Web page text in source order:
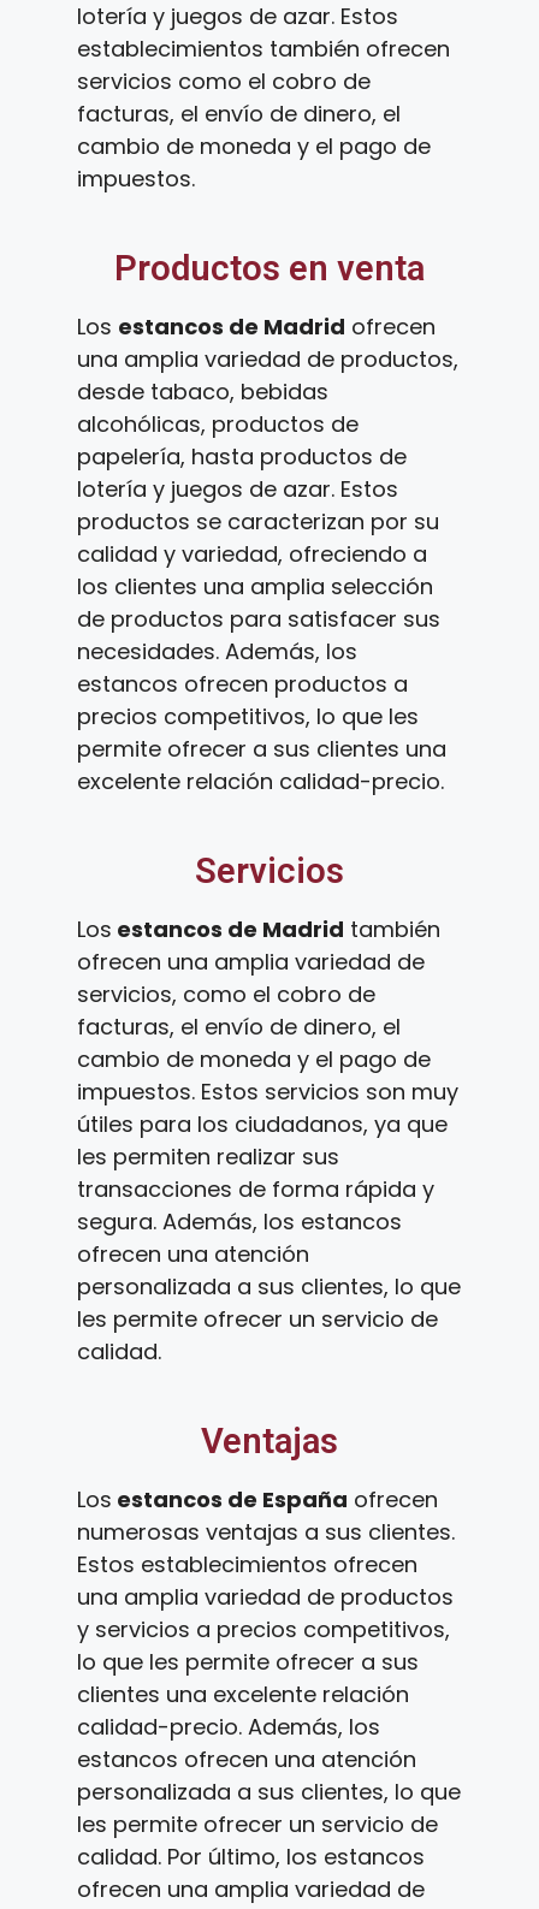
lotería y juegos de azar. Estos
establecimientos también ofrecen
servicios como el cobro de
facturas, el envío de dinero, el
cambio de moneda y el pago de
impuestos.
Productos en venta
Los estancos de Madrid ofrecen
una amplia variedad de productos,
desde tabaco, bebidas
alcohólicas, productos de
papelería, hasta productos de
lotería y juegos de azar. Estos
productos se caracterizan por su
calidad y variedad, ofreciendo a
los clientes una amplia selección
de productos para satisfacer sus
necesidades. Además, los
estancos ofrecen productos a
precios competitivos, lo que les
permite ofrecer a sus clientes una
excelente relación calidad-precio.
Servicios
Los estancos de Madrid también
ofrecen una amplia variedad de
servicios, como el cobro de
facturas, el envío de dinero, el
cambio de moneda y el pago de
impuestos. Estos servicios son muy
útiles para los ciudadanos, ya que
les permiten realizar sus
transacciones de forma rápida y
segura. Además, los estancos
ofrecen una atención
personalizada a sus clientes, lo que
les permite ofrecer un servicio de
calidad.
Ventajas
Los estancos de España ofrecen
numerosas ventajas a sus clientes.
Estos establecimientos ofrecen
una amplia variedad de productos
y servicios a precios competitivos,
lo que les permite ofrecer a sus
clientes una excelente relación
calidad-precio. Además, los
estancos ofrecen una atención
personalizada a sus clientes, lo que
les permite ofrecer un servicio de
calidad. Por último, los estancos
ofrecen una amplia variedad de